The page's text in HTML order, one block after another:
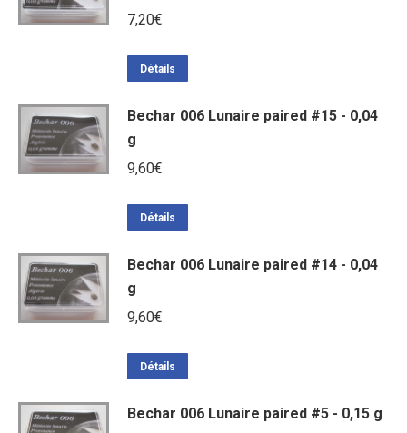
7,20€
Détails
Bechar 006 Lunaire paired #15 - 0,04
g
9,60€
Détails
Bechar 006 Lunaire paired #14 - 0,04
g
9,60€
Détails
Bechar 006 Lunaire paired #5 - 0,15 g